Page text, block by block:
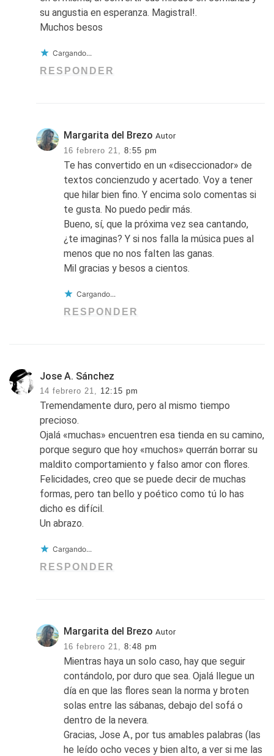
su angustia en esperanza. Magistral!.
Muchos besos
Cargando...
RESPONDER
Margarita del Brezo Autor
16 febrero 21,
8:55 pm
Te has convertido en un «diseccionador» de
textos concienzudo y acertado. Voy a tener
que hilar bien fino. Y encima solo comentas si
te gusta. No puedo pedir más.
Bueno, sí, que la próxima vez sea cantando,
¿te imaginas? Y si nos falla la música pues al
menos que no nos falten las ganas.
Mil gracias y besos a cientos.
Cargando...
RESPONDER
Jose A. Sánchez
14 febrero 21, 12:15 pm
Tremendamente duro, pero al mismo tiempo
precioso.
Ojalá «muchas» encuentren esa tienda en su camino,
porque seguro que hoy «muchos» querrán borrar su
maldito comportamiento y falso amor con flores.
Felicidades, creo que se puede decir de muchas
formas, pero tan bello y poético como tú lo has
dicho es difícil.
Un abrazo.
Cargando...
RESPONDER
Margarita del Brezo Autor
16 febrero 21,
8:48 pm
Mientras haya un solo caso, hay que seguir
contándolo, por duro que sea. Ojalá llegue un
día en que las flores sean la norma y broten
solas entre las sábanas, debajo del sofá o
dentro de la nevera.
Gracias, Jose A., por tus amables palabras (las
he leído ocho veces y bien alto, a ver si me las